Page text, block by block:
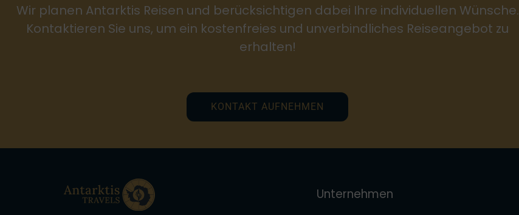
Wir planen Antarktis Reisen und berücksichtigen dabei Ihre individuellen Wünsche.
Kontaktieren Sie uns, um ein kostenfreies und unverbindliches Reiseangebot zu
erhalten!
KONTAKT AUFNEHMEN
Unternehmen